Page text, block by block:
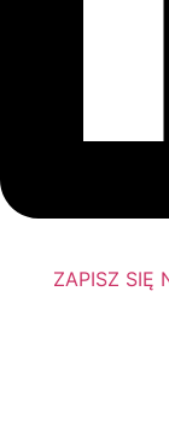
ZAPISZ SIĘ